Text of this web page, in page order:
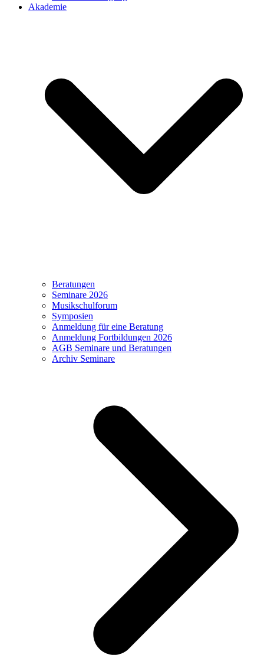
Akademie
Beratungen
Seminare 2026
Musikschulforum
Symposien
Anmeldung für eine Beratung
Anmeldung Fortbildungen 2026
AGB Seminare und Beratungen
Archiv Seminare